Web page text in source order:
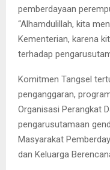
pemberdayaan
“Alhamdulillah, kita
Kementerian, karena
terhadap
Komitmen Tangsel
penganggaran,
Organisasi Perangkat
pengarusutamaan
Masyarakat
dan Keluarga